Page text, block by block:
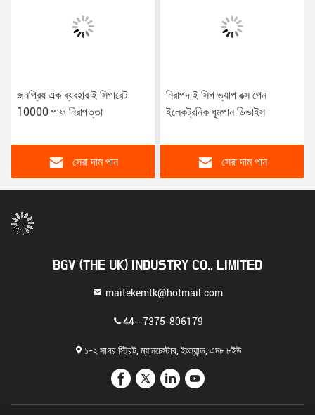
জনপ্রিয় এক ব্যবহার ই সিগারেট
10000 পাফ নিরাপত্তা
সেরা দাম পান
নিরাপদ ই সিগ ভ্যাপ বক্স পেন
ইলেকট্রনিক ধূমপান ডিভাইস
সেরা দাম পান
BGV (THE UK) INDUSTRY CO., LIMITED
maitekemtk@hotmail.com
44--7375-806179
১-২ সাগর স্ট্রিট, ম্যানচেস্টার, ইংল্যান্ড, এম৮ ৮ইউ